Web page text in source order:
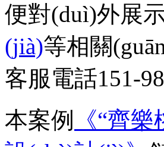
便對(duì)外展
(jià)等相關
客服電話151-
本案例
《“齊